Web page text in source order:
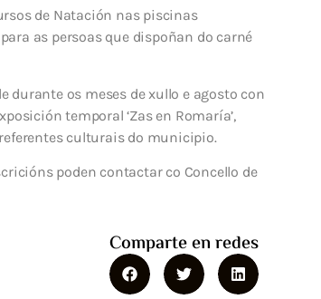
de Natación nas piscinas
as persoas que dispoñan do carné
durante os meses de xullo e agosto con
temporal ‘Zas en Romaría’,
culturais do municipio.
poden contactar co Concello de
Comparte en redes